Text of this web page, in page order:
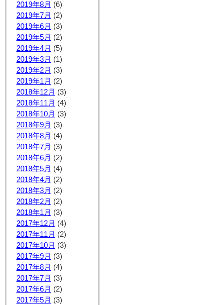
2019年8月 (6)
2019年7月 (2)
2019年6月 (3)
2019年5月 (2)
2019年4月 (5)
2019年3月 (1)
2019年2月 (3)
2019年1月 (2)
2018年12月 (3)
2018年11月 (4)
2018年10月 (3)
2018年9月 (3)
2018年8月 (4)
2018年7月 (3)
2018年6月 (2)
2018年5月 (4)
2018年4月 (2)
2018年3月 (2)
2018年2月 (2)
2018年1月 (3)
2017年12月 (4)
2017年11月 (2)
2017年10月 (3)
2017年9月 (3)
2017年8月 (4)
2017年7月 (3)
2017年6月 (2)
2017年5月 (3)